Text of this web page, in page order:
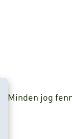
Minden jog